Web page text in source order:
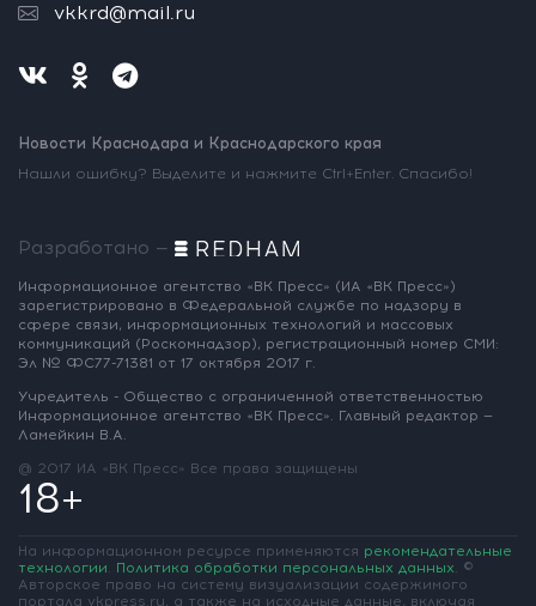
vkkrd@mail.ru
Новости Краснодара и Краснодарского края
Нашли ошибку? Выделите и нажмите Ctrl+Enter. Спасибо!
Разработано —
Информационное агентство «ВК Пресс» (ИА «ВК Пресс»)
зарегистрировано в Федеральной службе по надзору в
сфере связи, информационных технологий и массовых
коммуникаций (Роскомнадзор), регистрационный номер СМИ:
Эл № ФС77-71381 от 17 октября 2017 г.
Учредитель - Общество с ограниченной ответственностью
Информационное агентство «ВК Пресс». Главный редактор —
Ламейкин В.А.
@ 2017 ИА «ВК Пресс» Все права защищены
18+
На информационном ресурсе применяются рекомендательные
технологии. Политика обработки персональных данных. ©
Авторское право на систему визуализации содержимого
портала vkpress.ru, а также на исходные данные, включая